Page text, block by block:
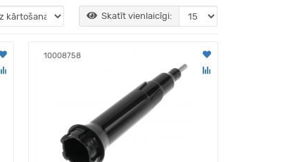
Skatīt vienlaicīgi:
10008758